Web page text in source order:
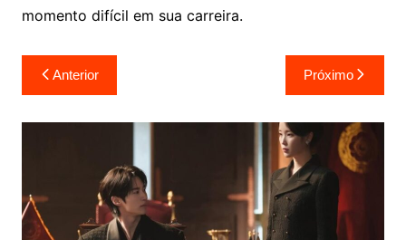
momento difícil em sua carreira.
Navegação
de
Post
Anterior Próximo